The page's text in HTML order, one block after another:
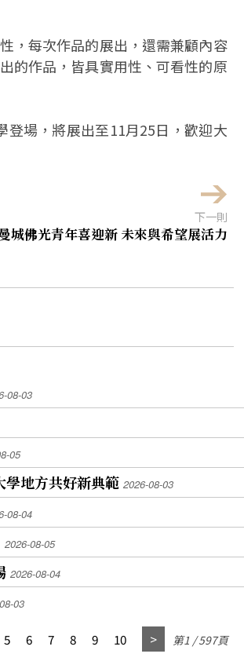
，每次作品的展出，還需兼顧內容
的作品，皆具實用性、可看性的原
登場，將展出至11月25日，歡迎大
下一則
城佛光青年喜迎新 未來與希望展活力
08-03
05
地方共好新典範 2026-08-03
08-04
2026-08-05
2026-08-04
03
5 6 7 8 9 10 第1 / 597頁